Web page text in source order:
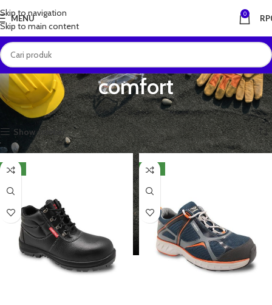
Skip to navigation
Skip to main content
MENU 0 RP
comfort
Beranda Produk dengan tag “comfort” Menampilkan semua 3 hasil
Show sidebar
NEW NEW